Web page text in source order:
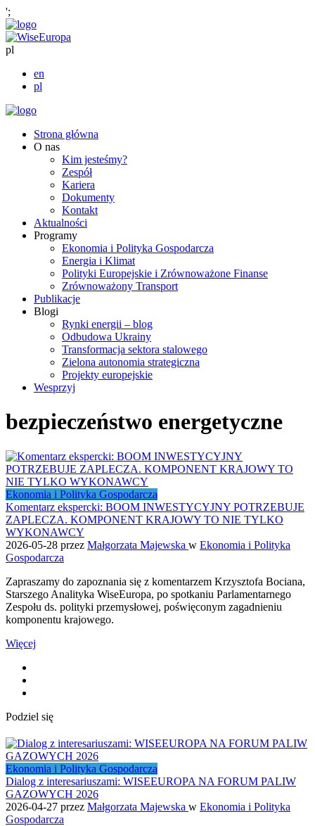
';
pl
en
pl
Strona główna
O nas
Kim jesteśmy?
Zespół
Kariera
Dokumenty
Kontakt
Aktualności
Programy
Ekonomia i Polityka Gospodarcza
Energia i Klimat
Polityki Europejskie i Zrównoważone Finanse
Zrównoważony Transport
Publikacje
Blogi
Rynki energii – blog
Odbudowa Ukrainy
Transformacja sektora stalowego
Zielona autonomia strategiczna
Projekty europejskie
Wesprzyj
bezpieczeństwo energetyczne
Ekonomia i Polityka Gospodarcza
Komentarz ekspercki: BOOM INWESTYCYJNY POTRZEBUJE
ZAPLECZA. KOMPONENT KRAJOWY TO NIE TYLKO
WYKONAWCY
2026-05-28 przez Małgorzata Majewska w Ekonomia i Polityka
Gospodarcza
Zapraszamy do zapoznania się z komentarzem Krzysztofa Bociana,
Starszego Analityka WiseEuropa, po spotkaniu Parlamentarnego
Zespołu ds. polityki przemysłowej, poświęconym zagadnieniu
komponentu krajowego.
Więcej
Podziel się
Ekonomia i Polityka Gospodarcza
Dialog z interesariuszami: WISEEUROPA NA FORUM PALIW
GAZOWYCH 2026
2026-04-27 przez Małgorzata Majewska w Ekonomia i Polityka
Gospodarcza